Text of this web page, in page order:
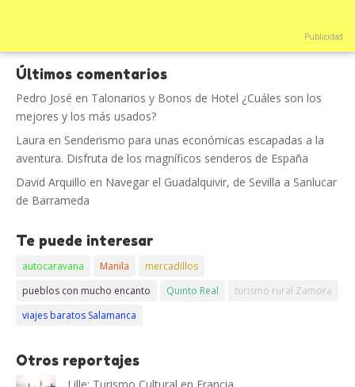
Publicidad
Últimos comentarios
Pedro José en Talonarios y Bonos de Hotel ¿Cuáles son los
mejores y los más usados?
Laura en Senderismo para unas económicas escapadas a la
aventura. Disfruta de los magníficos senderos de España
David Arquillo en Navegar el Guadalquivir, de Sevilla a Sanlucar
de Barrameda
Te puede interesar
autocaravana Manila
mercadillos
pueblos con mucho encanto
Quinto Real
turismo rural Zamora
viajes baratos Salamanca
Otros reportajes